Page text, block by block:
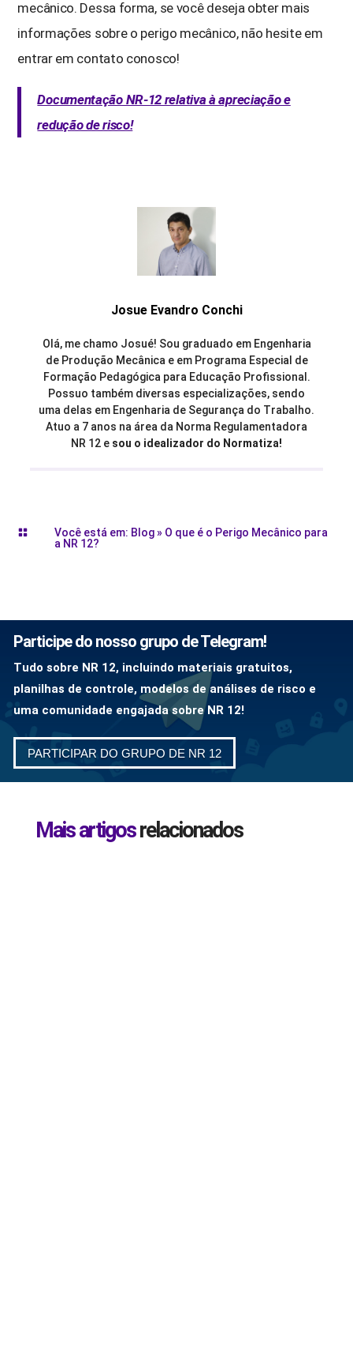
mecânico. Dessa forma, se você deseja obter mais
informações sobre o perigo mecânico, não hesite em
entrar em contato conosco!
Documentação NR-12 relativa à apreciação e
redução de risco!
Josue Evandro Conchi
Olá, me chamo Josué! Sou graduado em Engenharia
de Produção Mecânica e em Programa Especial de
Formação Pedagógica para Educação Profissional.
Possuo também diversas especializações, sendo
uma delas em Engenharia de Segurança do Trabalho.
Atuo a 7 anos na área da Norma Regulamentadora
NR 12 e sou o idealizador do Normatiza!
 Você está em: Blog» O que é o Perigo Mecânico para
a NR 12?
Participe do nosso grupo de Telegram!
Tudo sobre NR 12, incluindo materiais gratuitos,
planilhas de controle, modelos de análises de risco e
uma comunidade engajada sobre NR 12!
PARTICIPAR DO GRUPO DE NR 12
Mais artigosrelacionados